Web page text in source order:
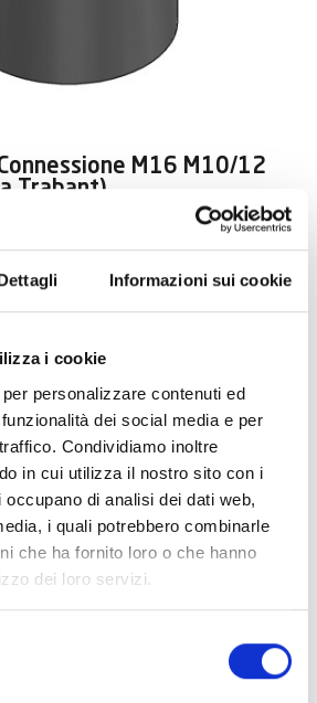
Informazioni sui cookie
i cookie
personalizzare contenuti ed
dei social media e per
Condividiamo inoltre
in cui utilizza il nostro sito con i
di analisi dei dati web,
i quali potrebbero combinarle
che ha fornito loro o che hanno
dei loro servizi.
M16 M10/12